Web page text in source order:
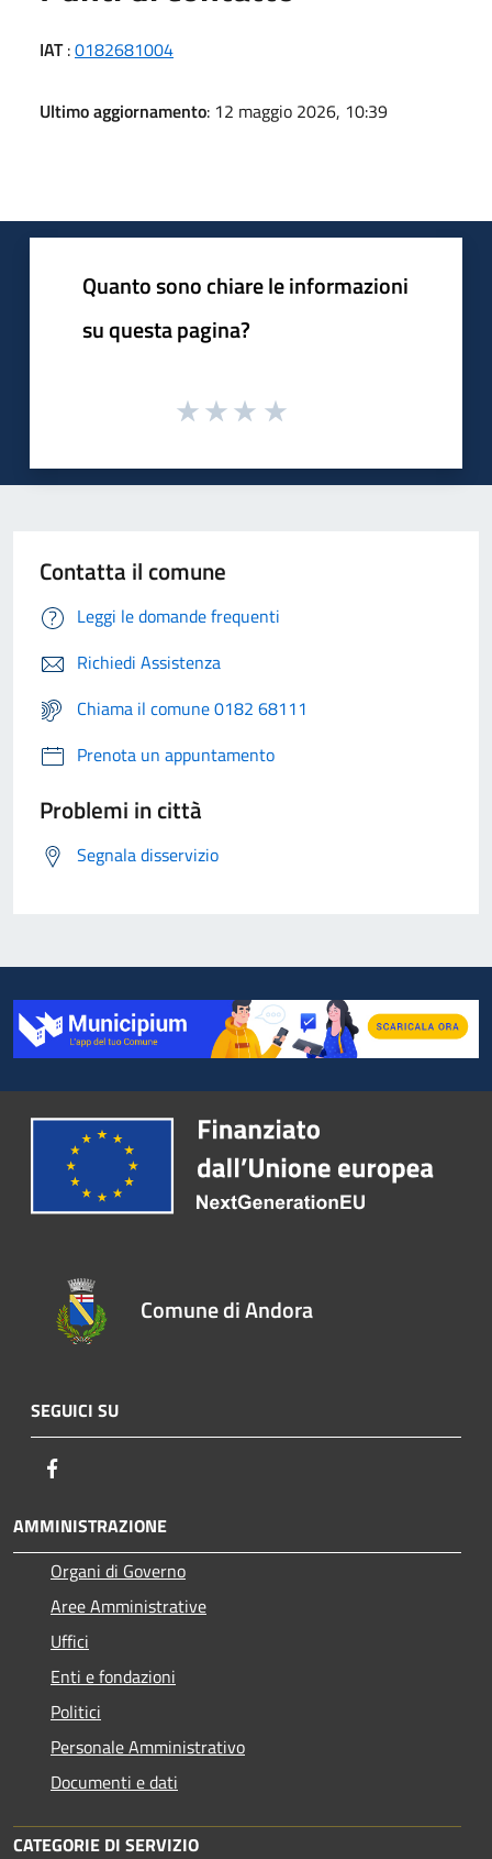
IAT:0182681004
Ultimo aggiornamento: 12 maggio 2026, 10:39
Quanto sono chiare le informazioni
su questa pagina?
Contatta il comune
Leggi le domande frequenti
Richiedi Assistenza
Chiama il comune 0182 68111
Prenota un appuntamento
Problemi in città
Segnala disservizio
Comune di Andora
SEGUICI SU
AMMINISTRAZIONE
Organi di Governo
Aree Amministrative
Uffici
Enti e fondazioni
Politici
Personale Amministrativo
Documenti e dati
CATEGORIE DI SERVIZIO